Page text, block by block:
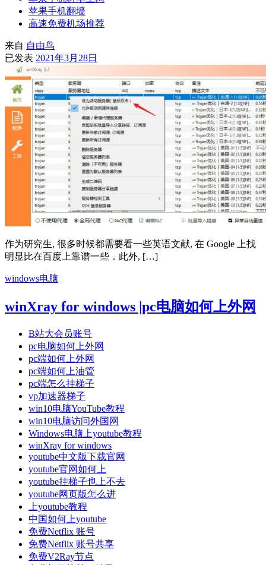
苹果手机翻墙
高速免费机场推荐
来自 自由鸟
已发表 2021年3月28日
作为研究生, 很多时候都需要看一些英语文献, 在 Google 上找
明显比在百度上靠谱一些．此外, […]
windows电脑
winXray for windows |pc电脑如何上外网
B站大会员账号
pc电脑如何上外网
pc端如何上外网
pc端如何上油管
pc端怎么挂梯子
vp加速器梯子
win10电脑YouTube教程
win10电脑访问外国网
Windows电脑上youtube教程
winXray for windows
youtube中文版下载官网
youtube官网如何上
youtube挂梯子也上不去
youtube网页版怎么进
上youtube教程
中国如何上youtube
免费Netflix 账号
免费Netflix 账号共享
免费V2Ray节点